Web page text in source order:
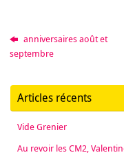
anniversaires août et
septembre
Articles récents
Vide Grenier
Au revoir les CM2,